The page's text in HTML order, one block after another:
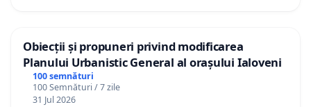
Obiecții și propuneri privind modificarea
Planului Urbanistic General al orașului Ialoveni
100 semnături
100 Semnături / 7 zile
31 Jul 2026